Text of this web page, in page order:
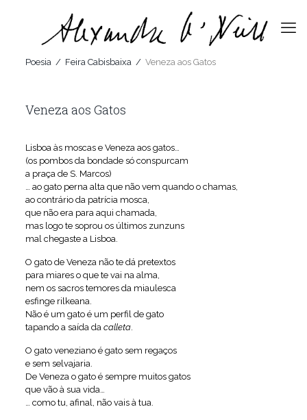
Poesia/ Feira Cabisbaixa/ Veneza aos Gatos
Veneza aos Gatos
Lisboa às moscas e Veneza aos gatos…
(os pombos da bondade só conspurcam
a praça de S. Marcos)
… ao gato perna alta que não vem quando o chamas,
ao contrário da patrícia mosca,
que não era para aqui chamada,
mas logo te soprou os últimos zunzuns
mal chegaste a Lisboa.
O gato de Veneza não te dá pretextos
para miares o que te vai na alma,
nem os sacros temores da miaulesca
esfinge rilkeana.
Não é um gato é um perfil de gato
tapando a saída da calleta.
O gato veneziano é gato sem regaços
e sem selvajaria.
De Veneza o gato é sempre muitos gatos
que vão à sua vida…
… como tu, afinal, não vais à tua.